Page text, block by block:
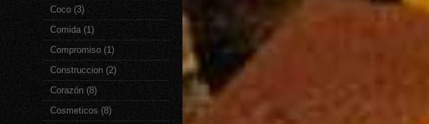
Coco (3)
Comida (1)
Compromiso (1)
Construccion (2)
Corazón (8)
Cosmeticos (8)